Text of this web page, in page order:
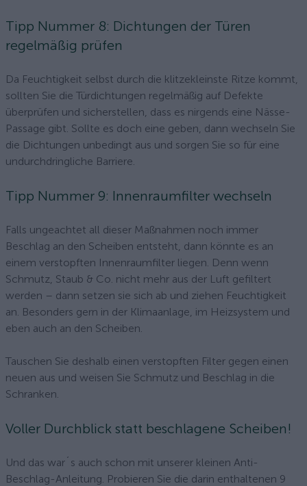
Tipp Nummer 8: Dichtungen der Türen
regelmäßig prüfen
Da Feuchtigkeit selbst durch die klitzekleinste Ritze kommt,
sollten Sie die Türdichtungen regelmäßig auf Defekte
überprüfen und sicherstellen, dass es nirgends eine Nässe-
Passage gibt. Sollte es doch eine geben, dann wechseln Sie
die Dichtungen unbedingt aus und sorgen Sie so für eine
undurchdringliche Barriere.
Tipp Nummer 9: Innenraumfilter wechseln
Falls ungeachtet all dieser Maßnahmen noch immer
Beschlag an den Scheiben entsteht, dann könnte es an
einem verstopften Innenraumfilter liegen. Denn wenn
Schmutz, Staub & Co. nicht mehr aus der Luft gefiltert
werden – dann setzen sie sich ab und ziehen Feuchtigkeit
an. Besonders gern in der Klimaanlage, im Heizsystem und
eben auch an den Scheiben.
Tauschen Sie deshalb einen verstopften Filter gegen einen
neuen aus und weisen Sie Schmutz und Beschlag in die
Schranken.
Voller Durchblick statt beschlagene Scheiben!
Und das war´s auch schon mit unserer kleinen Anti-
Beschlag-Anleitung. Probieren Sie die darin enthaltenen 9